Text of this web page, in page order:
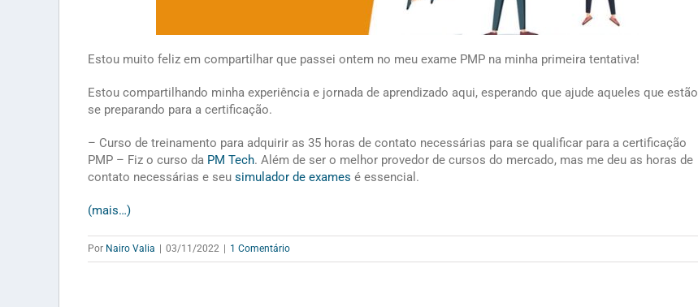
Estou muito feliz em compartilhar que passei ontem no meu exame PMP na minha primeira tentativa!
Estou compartilhando minha experiência e jornada de aprendizado aqui, esperando que ajude aqueles que estão
se preparando para a certificação.
– Curso de treinamento para adquirir as 35 horas de contato necessárias para se qualificar para a certificação
PMP – Fiz o curso da PM Tech. Além de ser o melhor provedor de cursos do mercado, mas me deu as horas de
contato necessárias e seu simulador de exames é essencial.
(mais…)
Por Nairo Valia 03/11/2022 1 Comentário